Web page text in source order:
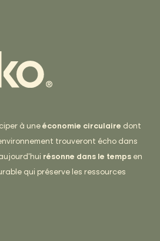
à une économie circulaire dont
trouveront écho dans
résonne dans le temps en
qui préserve les ressources